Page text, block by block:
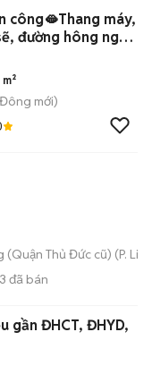
công🫦Thang máy,
đường hông ngập
Đông mới)
(Quận Thủ Đức cũ) (P.
đã bán
gần ĐHCT, ĐHYD,